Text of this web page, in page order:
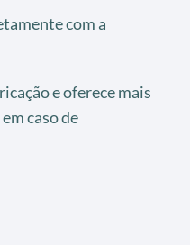
com a
e oferece mais
caso de